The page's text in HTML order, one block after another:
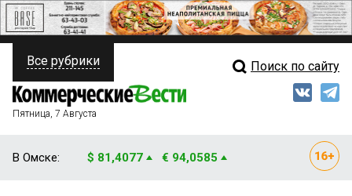
ПОЛИТИКА
ФИНАНСЫ
Свежий выпуск
Все рубрики Поиск по сайту
Пятница, 7 Августа
В Омске: $ 81,4077 € 94,0585